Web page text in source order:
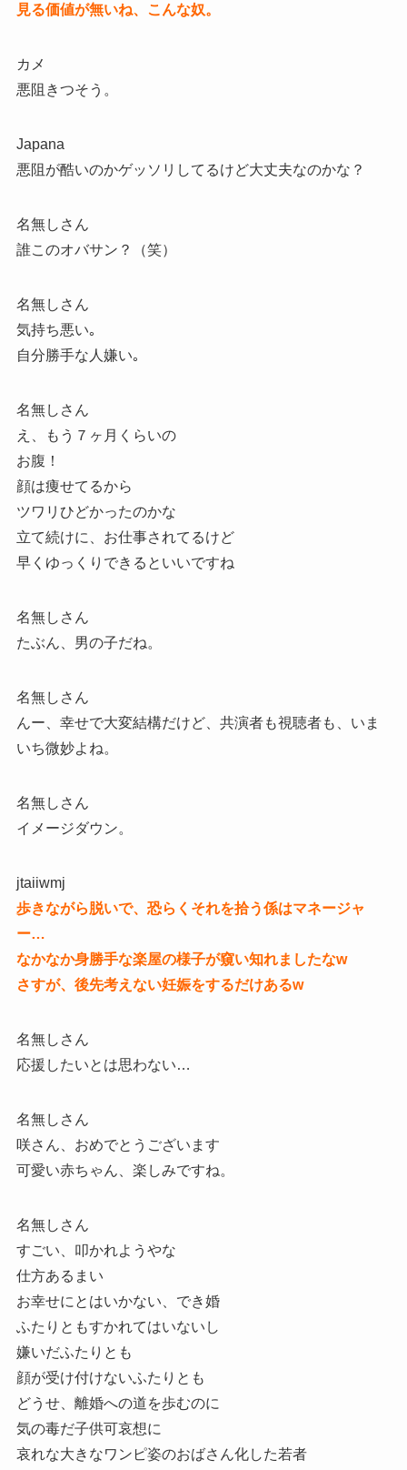
見る価値が無いね、こんな奴。
カメ
悪阻きつそう。
Japana
悪阻が酷いのかゲッソリしてるけど大丈夫なのかな？
名無しさん
誰このオバサン？（笑）
名無しさん
気持ち悪い｡
自分勝手な人嫌い｡
名無しさん
え、もう７ヶ月くらいの
お腹！
顔は痩せてるから
ツワリひどかったのかな
立て続けに、お仕事されてるけど
早くゆっくりできるといいですね
名無しさん
たぶん、男の子だね。
名無しさん
んー、幸せで大変結構だけど、共演者も視聴者も、いま
いち微妙よね。
名無しさん
イメージダウン。
jtaiiwmj
歩きながら脱いで、恐らくそれを拾う係はマネージャ
ー…
なかなか身勝手な楽屋の様子が窺い知れましたなw
さすが、後先考えない妊娠をするだけあるw
名無しさん
応援したいとは思わない…
名無しさん
咲さん、おめでとうございます
可愛い赤ちゃん、楽しみですね。
名無しさん
すごい、叩かれようやな
仕方あるまい
お幸せにとはいかない、でき婚
ふたりともすかれてはいないし
嫌いだふたりとも
顔が受け付けないふたりとも
どうせ、離婚への道を歩むのに
気の毒だ子供可哀想に
哀れな大きなワンピ姿のおばさん化した若者